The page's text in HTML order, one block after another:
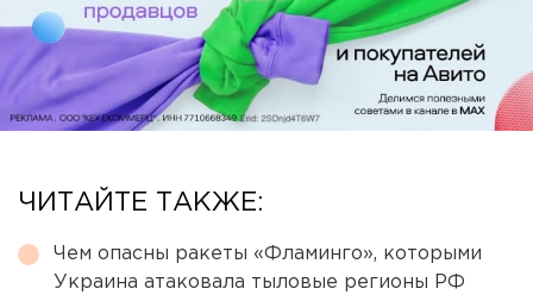
ЧИТАЙТЕ ТАКЖЕ:
Чем опасны ракеты «Фламинго», которыми
Украина атаковала тыловые регионы РФ